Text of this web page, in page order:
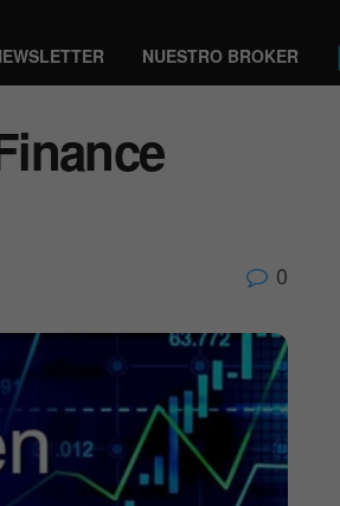
NUESTRO BROKER
0